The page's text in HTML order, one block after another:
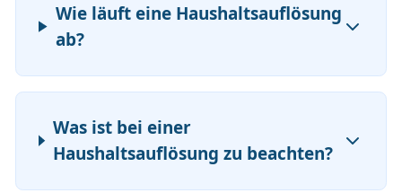
Wie läuft eine Haushaltsauflösung
ab?
Was ist bei einer
Haushaltsauflösung zu beachten?